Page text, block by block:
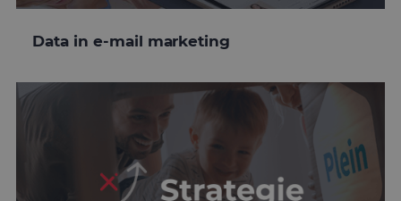
Data in e-mail marketing